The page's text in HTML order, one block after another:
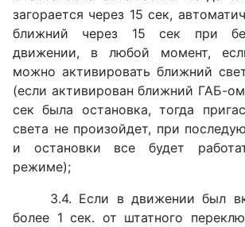
загорается через 15 сек,
ближний через 15 сек при
движении, в любой момент,
можно активировать ближний
(если активирован ближний ГАБ-
сек была остановка, тогда
света не произойдет, при
и остановки все будет
режиме);
3.4. Если в движении был
более 1 сек. от штатного